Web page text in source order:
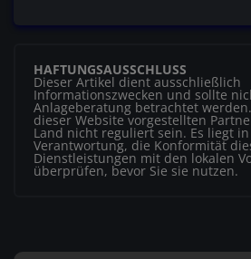
HAFTUNGSAUSSCHLUSS
Dieser Artikel dient ausschließlich
Informationszwecken und sollte
Anlageberatung betrachtet
dieser Website vorgestellten
Land nicht reguliert sein. Es liegt
Verantwortung, die Konformität
Dienstleistungen mit den lokalen
überprüfen, bevor Sie sie nutzen.